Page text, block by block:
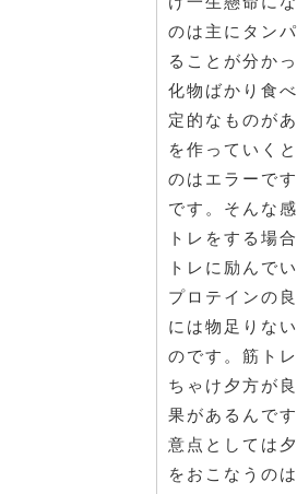
のは主にタン
ることが分か
化物ばかり食
定的なものが
を作っていく
のはエラーで
です。そんな
トレをする場
トレに励んで
プロテインの
には物足りな
のです。筋ト
ちゃけ夕方が
果があるんで
意点としては
をおこなうの